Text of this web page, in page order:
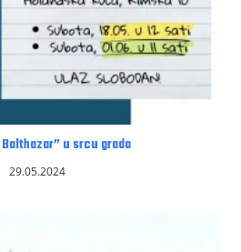
u srcu grada
29.05.2024